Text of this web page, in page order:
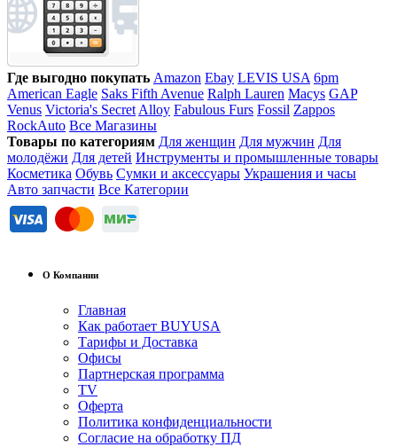
Где выгодно покупать Amazon Ebay LEVIS USA 6pm
American Eagle Saks Fifth Avenue Ralph Lauren Macys GAP
Venus Victoria's Secret Alloy Fabulous Furs Fossil Zappos
RockAuto Все Магазины
Товары по категориям Для женщин Для мужчин Для
молодёжи Для детей Инструменты и промышленные товары
Косметика Обувь Сумки и аксессуары Украшения и часы
Авто запчасти Все Категории
О Компании
Главная
Как работает BUYUSA
Тарифы и Доставка
Офисы
Партнерская программа
TV
Оферта
Политика конфиденциальности
Согласие на обработку ПД